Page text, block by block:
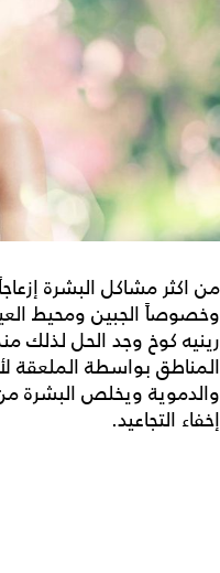
من اكثر مشاكل البشرة
وخصوصاً الجبين ومحيط
رينيه كوخ وجد الحل لذلك
المناطق بواسطة الملعقة
والدموية ويخلص البشرة
إخفاء التجاعيد.